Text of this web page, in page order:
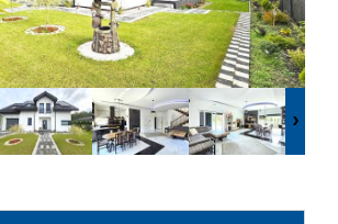
Lokale
Hale